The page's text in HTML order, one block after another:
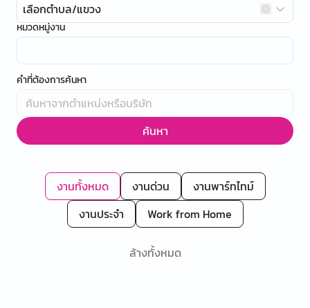
เลือกตำบล/แขวง
หมวดหมู่งาน
คำที่ต้องการค้นหา
ค้นหา
งานทั้งหมด งานด่วน
งานพาร์ทไทม์
งานประจำ
Work from Home
ล้างทั้งหมด